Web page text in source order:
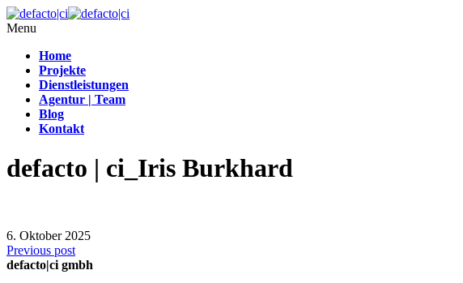
Menu
Home
Projekte
Dienstleistungen
Agentur | Team
Blog
Kontakt
defacto | ci_Iris Burkhard
6. Oktober 2025
Previous post
defacto|ci gmbh